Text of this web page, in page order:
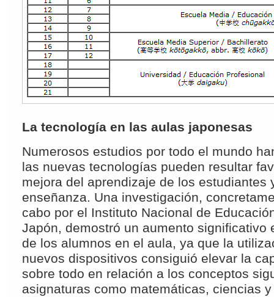
La tecnología en las aulas japonesas
Numerosos estudios por todo el mundo
las nuevas tecnologías pueden resultar
mejora del aprendizaje de los estudiantes
enseñanza. Una investigación,
cabo por el Instituto Nacional de
Japón, demostró un aumento significativo
de los alumnos en el aula, ya que la
nuevos dispositivos consiguió elevar la
sobre todo en relación a los conceptos
asignaturas como matemáticas, ciencias